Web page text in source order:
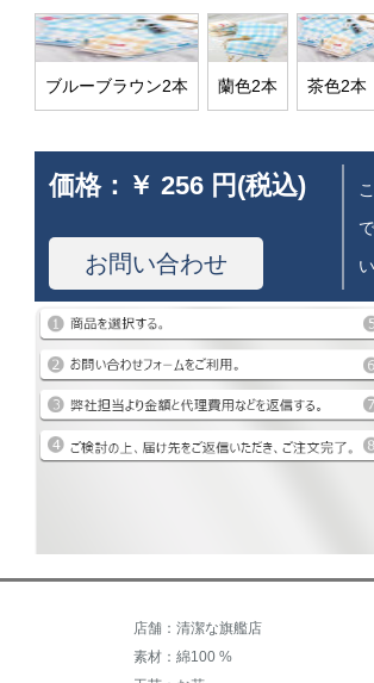
ブルーブラウン2本 蘭色2本 茶色2本
価格： ￥ 256 円(税込)
お問い合わせ
店舗：清潔な旗艦店
素材：綿100 %